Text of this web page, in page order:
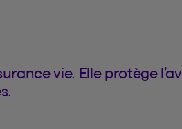
vie. Elle protège